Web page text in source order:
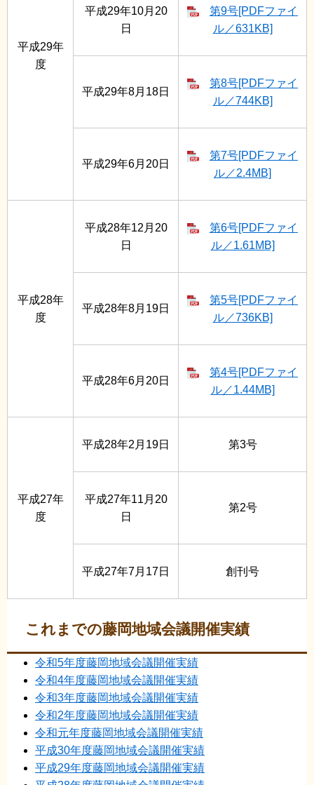
平成29年
度
平成29年10月20
日
第9号[PDFファイ
ル／631KB]
平成29年8月18日
第8号[PDFファイ
ル／744KB]
平成29年6月20日
第7号[PDFファイ
ル／2.4MB]
平成28年
度
平成28年12月20
日
第6号[PDFファイ
ル／1.61MB]
平成28年8月19日
第5号[PDFファイ
ル／736KB]
平成28年6月20日
第4号[PDFファイ
ル／1.44MB]
平成27年
度
平成28年2月19日 第3号
平成27年11月20
日
第2号
平成27年7月17日 創刊号
これまでの藤岡地域会議開催実績
令和5年度藤岡地域会議開催実績
令和4年度藤岡地域会議開催実績
令和3年度藤岡地域会議開催実績
令和2年度藤岡地域会議開催実績
令和元年度藤岡地域会議開催実績
平成30年度藤岡地域会議開催実績
平成29年度藤岡地域会議開催実績